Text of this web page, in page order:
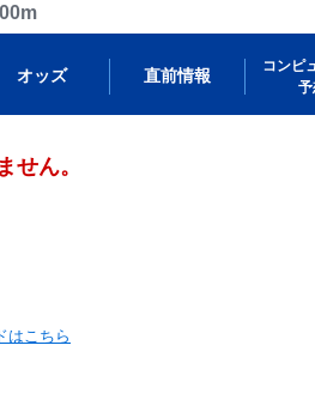
オッズ 直前情報
コンピ
予
せん。
はこちら